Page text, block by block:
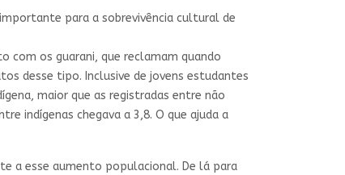
para a sobrevivência cultural de
com os guarani, que reclamam quando
desse tipo. Inclusive de jovens estudantes
maior que as registradas entre não
indígenas chegava a 3,8. O que ajuda a
a esse aumento populacional. De lá para